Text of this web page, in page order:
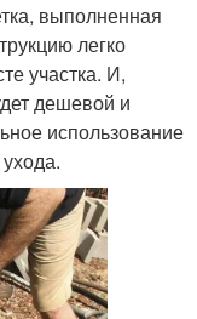
выполненная
легко
участка. И,
дешевой и
использование